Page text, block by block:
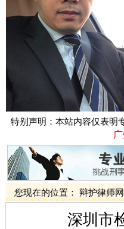
特别声明：本站内容仅表明
您现在的位置： 辩护律师网
深圳市